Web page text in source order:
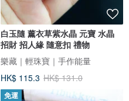
白玉隨 薰衣草紫水晶 元寶 水晶
招財 招人緣 隨意扣 禮物
樂藏｜輕珠寶｜手作能量
HK$ 115.3 HK$ 131.0
免運